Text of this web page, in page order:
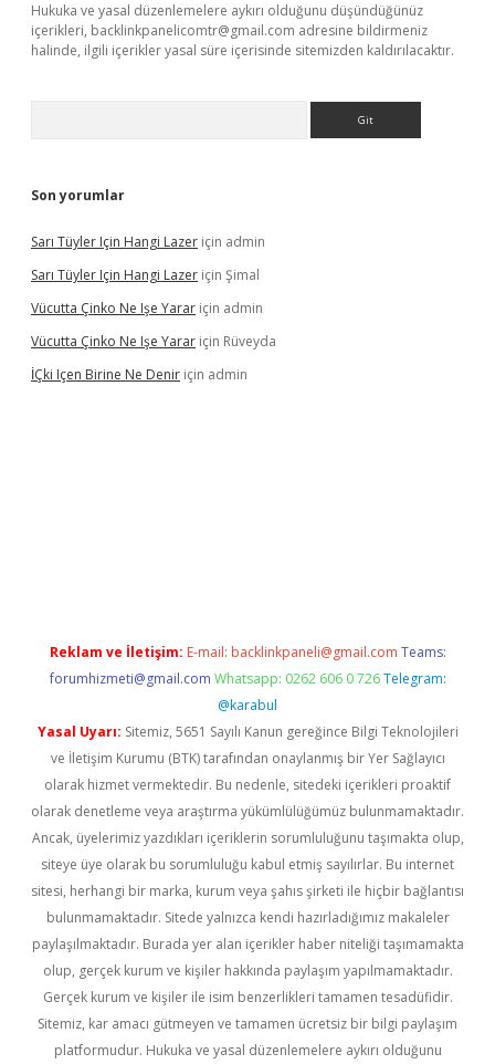
Hukuka ve yasal düzenlemelere aykırı olduğunu düşündüğünüz
içerikleri, backlinkpanelicomtr@gmail.com adresine bildirmeniz
halinde, ilgili içerikler yasal süre içerisinde sitemizden kaldırılacaktır.
Son yorumlar
Sarı Tüyler Için Hangi Lazer için admin
Sarı Tüyler Için Hangi Lazer için Şimal
Vücutta Çinko Ne Işe Yarar için admin
Vücutta Çinko Ne Işe Yarar için Rüveyda
İÇki Içen Birine Ne Denir için admin
Reklam ve İletişim: E-mail: backlinkpaneli@gmail.com Teams:
forumhizmeti@gmail.com Whatsapp: 0262 606 0 726 Telegram:
@karabul
Yasal Uyarı: Sitemiz, 5651 Sayılı Kanun gereğince Bilgi Teknolojileri
ve İletişim Kurumu (BTK) tarafından onaylanmış bir Yer Sağlayıcı
olarak hizmet vermektedir. Bu nedenle, sitedeki içerikleri proaktif
olarak denetleme veya araştırma yükümlülüğümüz bulunmamaktadır.
Ancak, üyelerimiz yazdıkları içeriklerin sorumluluğunu taşımakta olup,
siteye üye olarak bu sorumluluğu kabul etmiş sayılırlar. Bu internet
sitesi, herhangi bir marka, kurum veya şahıs şirketi ile hiçbir bağlantısı
bulunmamaktadır. Sitede yalnızca kendi hazırladığımız makaleler
paylaşılmaktadır. Burada yer alan içerikler haber niteliği taşımamakta
olup, gerçek kurum ve kişiler hakkında paylaşım yapılmamaktadır.
Gerçek kurum ve kişiler ile isim benzerlikleri tamamen tesadüfidir.
Sitemiz, kar amacı gütmeyen ve tamamen ücretsiz bir bilgi paylaşım
platformudur. Hukuka ve yasal düzenlemelere aykırı olduğunu